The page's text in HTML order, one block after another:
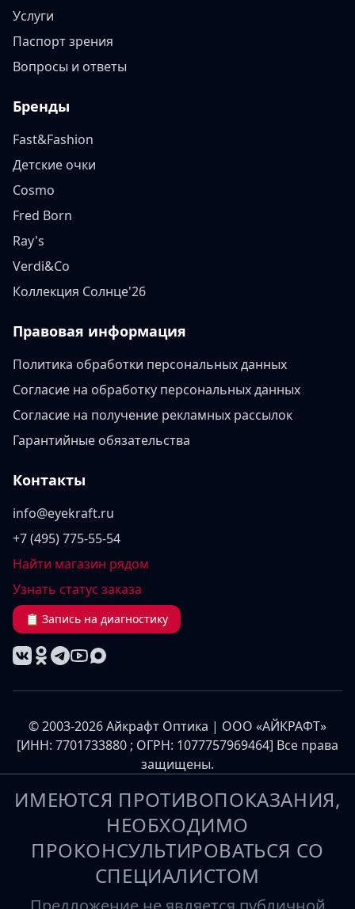
Услуги
Паспорт зрения
Вопросы и ответы
Бренды
Fast&Fashion
Детские очки
Cosmo
Fred Born
Ray's
Verdi&Co
Коллекция Солнце'26
Правовая информация
Политика обработки персональных данных
Согласие на обработку персональных данных
Согласие на получение рекламных рассылок
Гарантийные обязательства
Контакты
info@eyekraft.ru
+7 (495) 775-55-54
Найти магазин рядом
Узнать статус заказа
📋 Запись на диагностику
© 2003-2026 Айкрафт Оптика | ООО «АЙКРАФТ»
[ИНН: 7701733880 ; ОГРН: 1077757969464] Все права
защищены.
ИМЕЮТСЯ ПРОТИВОПОКАЗАНИЯ,
НЕОБХОДИМО
ПРОКОНСУЛЬТИРОВАТЬСЯ СО
СПЕЦИАЛИСТОМ